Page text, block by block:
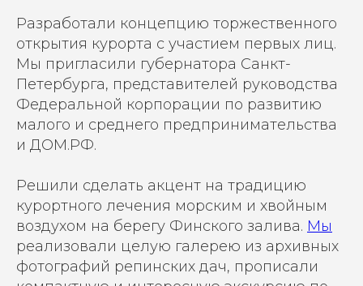
Разработали концепцию торжественного
открытия курорта с участием первых лиц.
Мы пригласили губернатора Санкт-
Петербурга, представителей руководства
Федеральной корпорации по развитию
малого и среднего предпринимательства
и ДОМ.РФ.
Решили сделать акцент на традицию
курортного лечения морским и хвойным
воздухом на берегу Финского залива. Мы
реализовали целую галерею из архивных
фотографий репинских дач, прописали